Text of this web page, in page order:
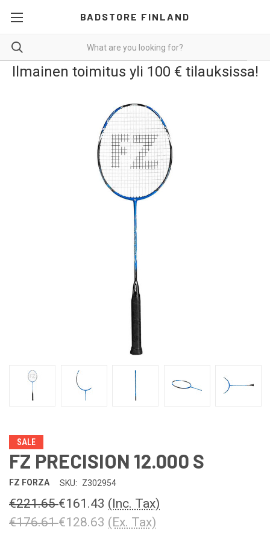
BADSTORE FINLAND
Ilmainen toimitus yli 100 € tilauksissa!
SALE
FZ PRECISION 12.000 S
FZ FORZA SKU: Z302954
€221.65€161.43 (Inc. Tax)
€176.61€128.63 (Ex. Tax)